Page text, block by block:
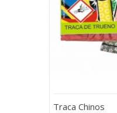
Traca Chinos